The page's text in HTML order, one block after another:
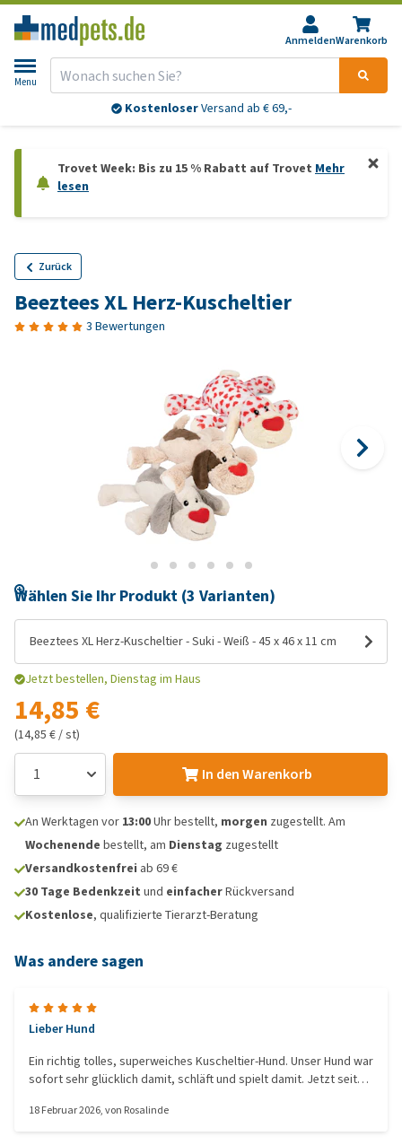
AnmeldenWarenkorb
Menu
KostenloserVersand ab € 69,-
Trovet Week: Bis zu 15 % Rabatt auf Trovet Mehr
lesen
Zurück
Beeztees XL Herz-Kuscheltier
3 Bewertungen
Wählen Sie Ihr Produkt (3 Varianten)
Beeztees XL Herz-Kuscheltier - Suki - Weiß - 45 x 46 x 11 cm
Jetzt bestellen, Dienstag im Haus
14,85 €
(14,85 € / st)
In den Warenkorb
An Werktagen vor 13:00Uhr bestellt, morgen zugestellt. Am
Wochenende bestellt, am Dienstag zugestellt
Versandkostenfrei ab 69 €
30 Tage Bedenkzeit und einfacherRückversand
Kostenlose, qualifizierte Tierarzt-Beratung
Was andere sagen
Lieber Hund
Ein richtig tolles, superweiches Kuscheltier-Hund. Unser Hund war
sofort sehr glücklich damit, schläft und spielt damit. Jetzt seit
Lieferung.
18 Februar 2026, von Rosalinde